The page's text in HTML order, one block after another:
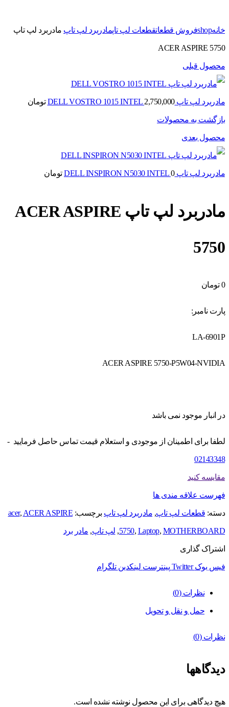
خانهshopفروش قطعاتقطعات لپ تاپمادربرد لپ تاپ مادربرد لپ تاپ
ACER ASPIRE 5750
محصول قبلی
مادربرد لپ تاپ DELL VOSTRO 1015 INTEL2,750,000 تومان
بازگشت به محصولات
محصول بعدی
مادربرد لپ تاپ DELL INSPIRON N5030 INTEL0 تومان
مادربرد لپ تاپ ACER ASPIRE
5750
0 تومان
پارت نامبر:
LA-6901P
ACER ASPIRE 5750-P5W04-NVIDIA
در انبار موجود نمی باشد
لطفا برای اطمینان از موجودی و استعلام قیمت تماس حاصل فرمایید -
02143348
مقایسه کنید
فهرست علاقه مندی ها
دسته: قطعات لپ تاپ, مادربرد لپ تاپ برچسب: acer, ACER ASPIRE
5750, Laptop, MOTHERBOARD
, لپ تاپ, مادر برد
اشتراک گذاری
فیس بوک Twitter پینترست لینکدین تلگرام
نظرات (0)
حمل و نقل و تحویل
نظرات (0)
دیدگاهها
هیچ دیدگاهی برای این محصول نوشته نشده است.